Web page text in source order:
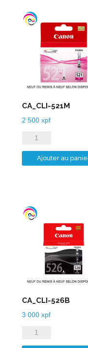
CA_CLI-521M
2 500 xpf
quantité
de
CA_CLI-
Ajouter au
CA_CLI-526B
3 000 xpf
quantité
de